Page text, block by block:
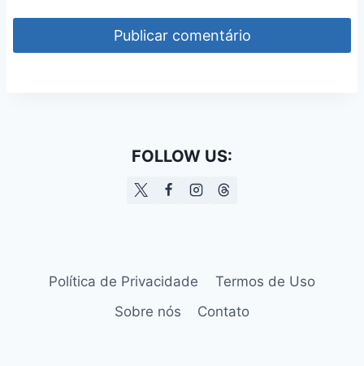
FOLLOW US:
Política de Privacidade
Termos de Uso
Sobre nós
Contato